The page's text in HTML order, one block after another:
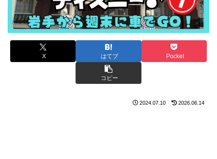
X はてブ Pocket
コピー
2024.07.10 2026.06.14